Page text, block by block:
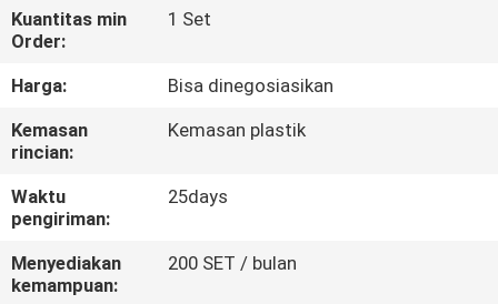
KONTROL
KUALITAS
HUBUNGI
KAMI
PERMINTAAN
PENAWARAN
Kuantitas min
Order:
1 Set
Harga:
Bisa dinegosiasikan
Kemasan
rincian:
Kemasan plastik
Waktu
pengiriman:
25days
Menyediakan
kemampuan:
200 SET / bulan